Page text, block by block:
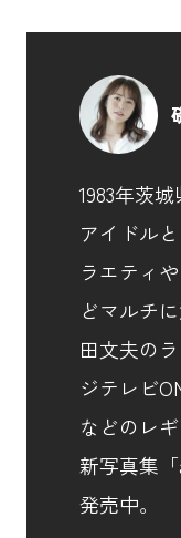
1983年茨
アイドル
ラエティ
どマルチ
田文夫の
ジテレビ
などのレ
新写真集
発売中。